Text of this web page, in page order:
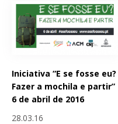
Iniciativa “E se fosse eu?
Fazer a mochila e partir”
6 de abril de 2016
28.03.16